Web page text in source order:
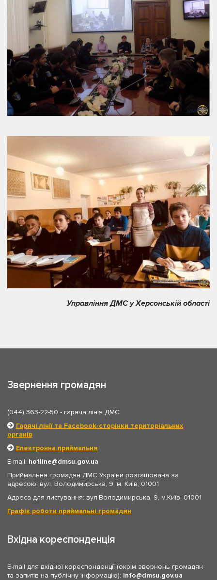
Управління ДМС у Херсонській області
Звернення громадян
(044) 363-22-50 - гаряча лінія ДМС
Гарячі лінії та Facebook-сторінки територіальних
органів
Електронна приймальня
E-mail: hotline
dmsu.gov.ua
Приймальня громадян ДМС України розташована за
адресою: вул. Володимирська, 9, м. Київ, 01001
Адреса для листування: вул.Володимирська, 9, м.Київ, 01001
Графік роботи приймальні громадян
Вхідна кореспонденція
E-mail для вхідної кореспонденції (окрім звернень громадян
та запитів на публічну інформацію): info dmsu.gov.ua